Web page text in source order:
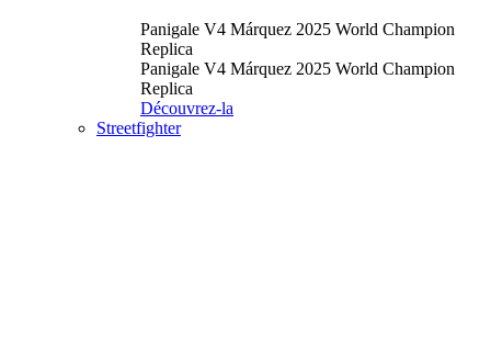
Panigale V4 Márquez 2025 World Champion
Replica
Panigale V4 Márquez 2025 World Champion
Replica
Découvrez-la
Streetfighter